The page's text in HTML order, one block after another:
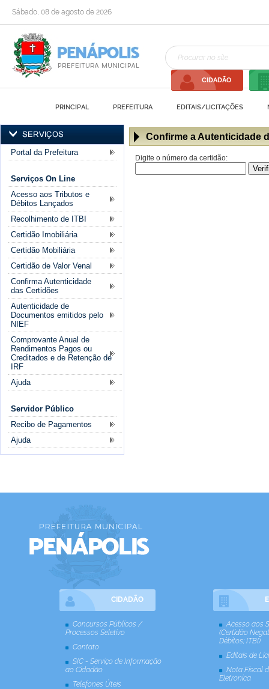
Sábado, 08 de agosto de 2026
CIDADÃO
PRINCIPAL PREFEITURA EDITAIS/LICITAÇÕES
Portal da Prefeitura
Serviços On Line
Acesso aos Tributos e
Débitos Lançados
Recolhimento de ITBI
Certidão Imobiliária
Certidão Mobiliária
Certidão de Valor Venal
Confirma Autenticidade
das Certidões
Autenticidade de
Documentos emitidos pelo
NIEF
Comprovante Anual de
Rendimentos Pagos ou
Creditados e de Retenção de
IRF
Ajuda
Servidor Público
Recibo de Pagamentos
Ajuda
Confirme a Autenticidade
Digite o número da certidão:
CIDADÃO
Concursos Públicos /
Processos Seletivo
Contato
SIC - Serviço de Informação
ao Cidadão
Telefones Úteis
Acesso aos
(Certidão
Débitos; ITBI)
Editais de
Nota Fiscal
Eletronica